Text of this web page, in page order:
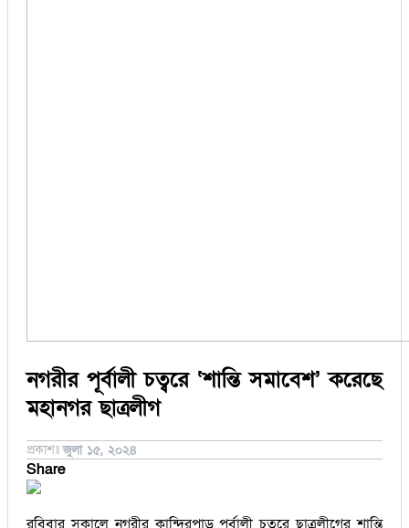
নগরীর পূর্বালী চত্বরে ‘শান্তি সমাবেশ’ করেছে
মহানগর ছাত্রলীগ
প্রকাশঃজুলা ১৫, ২০২৪
Share